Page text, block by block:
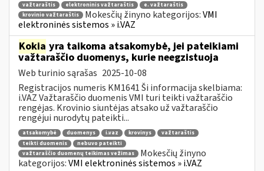
važtaraštis
elektroninis važtaraštis
e. važtaraštis
krovinio važtaraštis
Mokesčių žinyno kategorijos:VMI
elektroninės sistemos » i.VAZ
Kokia yra taikoma atsakomybė, jei pateikiami
važtaraščio duomenys, kurie neegzistuoja
Web turinio sąrašas 2025-10-08
Registracijos numeris KM1641 Ši informacija skelbiama:
i.VAZ Važtaraščio duomenis VMI turi teikti važtaraščio
rengėjas. Krovinio siuntėjas atsako už važtaraščio
rengėjui nurodytų pateikti...
atsakomybė duomenys i.vaz krovinys
važtaraštis
teikti duomenis
nebuvo pateikti
važtaraščio duomenų teikimas vežimas
Mokesčių žinyno
kategorijos:VMI elektroninės sistemos » i.VAZ